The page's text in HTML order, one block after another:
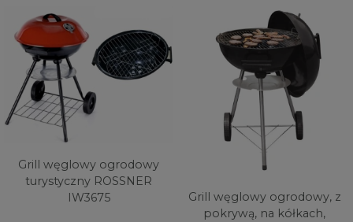
Grill węglowy ogrodowy
turystyczny ROSSNER
IW3675
Grill węglowy ogrodowy, z
pokrywą, na kółkach,